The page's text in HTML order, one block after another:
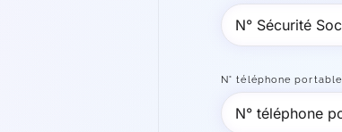
N° téléphone portable